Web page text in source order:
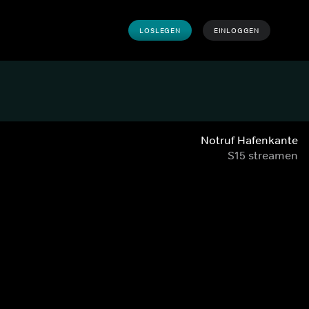
LOSLEGEN EINLOGGEN
Notruf Hafenkante
S15 streamen